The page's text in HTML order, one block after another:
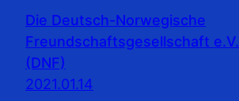
Die Deutsch-Norwegische
Freundschaftsgesellschaft e.V.
(DNF)
2021.01.14